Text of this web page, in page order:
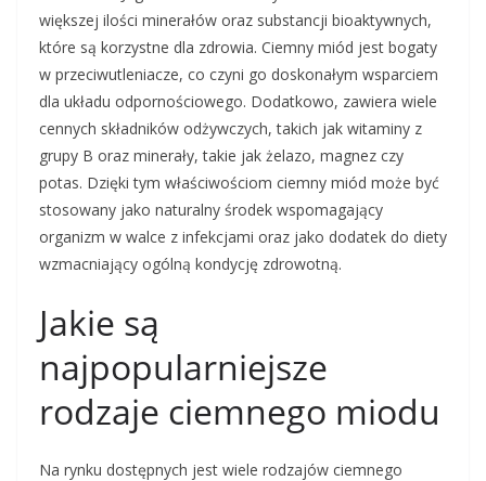
większej ilości minerałów oraz substancji bioaktywnych,
które są korzystne dla zdrowia. Ciemny miód jest bogaty
w przeciwutleniacze, co czyni go doskonałym wsparciem
dla układu odpornościowego. Dodatkowo, zawiera wiele
cennych składników odżywczych, takich jak witaminy z
grupy B oraz minerały, takie jak żelazo, magnez czy
potas. Dzięki tym właściwościom ciemny miód może być
stosowany jako naturalny środek wspomagający
organizm w walce z infekcjami oraz jako dodatek do diety
wzmacniający ogólną kondycję zdrowotną.
Jakie są
najpopularniejsze
rodzaje ciemnego miodu
Na rynku dostępnych jest wiele rodzajów ciemnego